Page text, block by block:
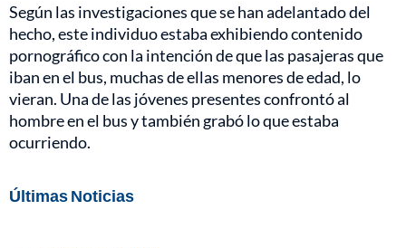
Según las investigaciones que se han adelantado del
hecho, este individuo estaba exhibiendo contenido
pornográfico con la intención de que las pasajeras que
iban en el bus, muchas de ellas menores de edad, lo
vieran. Una de las jóvenes presentes confrontó al
hombre en el bus y también grabó lo que estaba
ocurriendo.
Últimas Noticias